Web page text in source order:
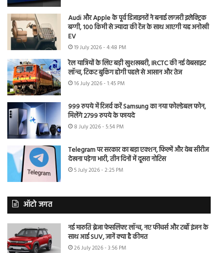
Audi और Apple के पूर्व डिजाइनरों ने बनाई लग्जरी इलेक्ट्रिक
बग्गी, 100 किमी से ज्यादा की रेंज के साथ आएगी यह अनोखी
EV
19 July 2026 - 4:48 PM
रेल यात्रियों के लिए बड़ी खुशखबरी, IRCTC की नई वेबसाइट
लॉन्च, टिकट बुकिंग होगी पहले से आसान और तेज
16 July 2026 - 1:45 PM
999 रुपये में रिजर्व करें Samsung का नया फोल्डेबल फोन,
मिलेंगे 2799 रुपये के फायदे
8 July 2026 - 5:54 PM
Telegram पर सरकार का बड़ा एक्शन, फिल्में और वेब सीरीज
देखना पड़ेगा भारी, तीन दिनों में दूसरा नोटिस
5 July 2026 - 2:25 PM
ऑटो जगत
नई मारुति ब्रेजा फेसलिफ्ट लॉन्च, नए फीचर्स और टर्बो इंजन के
साथ आई SUV, जानें क्या है कीमत
26 July 2026 - 3:56 PM